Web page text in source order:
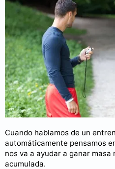
Cuando hablamos de un
automáticamente pensamos
nos va a ayudar a ganar
acumulada.